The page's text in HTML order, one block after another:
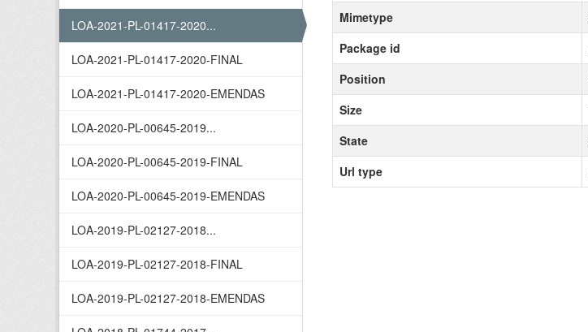
LOA-2021-PL-01417-2020...
LOA-2021-PL-01417-2020-FINAL
LOA-2021-PL-01417-2020-EMENDAS
LOA-2020-PL-00645-2019...
LOA-2020-PL-00645-2019-FINAL
LOA-2020-PL-00645-2019-EMENDAS
LOA-2019-PL-02127-2018...
LOA-2019-PL-02127-2018-FINAL
LOA-2019-PL-02127-2018-EMENDAS
Mimetype
Package id
Position
Size
State
Url type